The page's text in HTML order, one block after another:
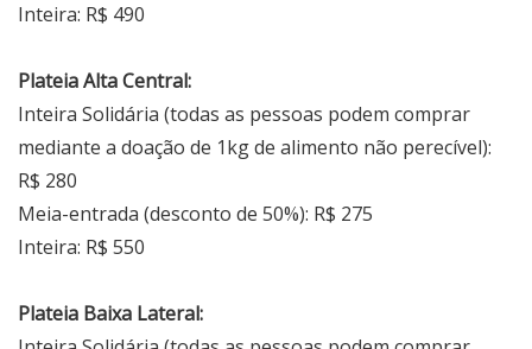
Inteira: R$ 490
Plateia Alta Central:
Inteira Solidária (todas as pessoas podem comprar
mediante a doação de 1kg de alimento não perecível):
R$ 280
Meia-entrada (desconto de 50%): R$ 275
Inteira: R$ 550
Plateia Baixa Lateral: